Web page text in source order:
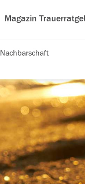
Magazin
Nachbarschaft